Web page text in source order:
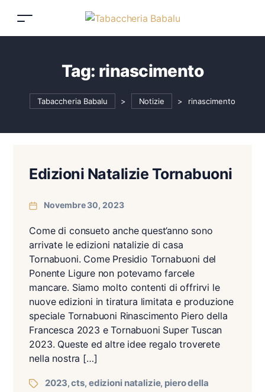
Tag: rinascimento
Tabaccheria Babalu > Notizie > rinascimento
Edizioni Natalizie Tornabuoni
Novembre 30, 2023
Come di consueto anche quest’anno sono
arrivate le edizioni natalizie di casa
Tornabuoni. Come Presidio Tornabuoni del
Ponente Ligure non potevamo farcele
mancare. Siamo molto contenti di offrirvi le
nuove edizioni in tiratura limitata e produzione
speciale Tornabuoni Rinascimento Piero della
Francesca 2023 e Tornabuoni Super Tuscan
2023. Queste ed altre idee regalo troverete
nella nostra […]
2023,cts, edizioni natalizie, piero della